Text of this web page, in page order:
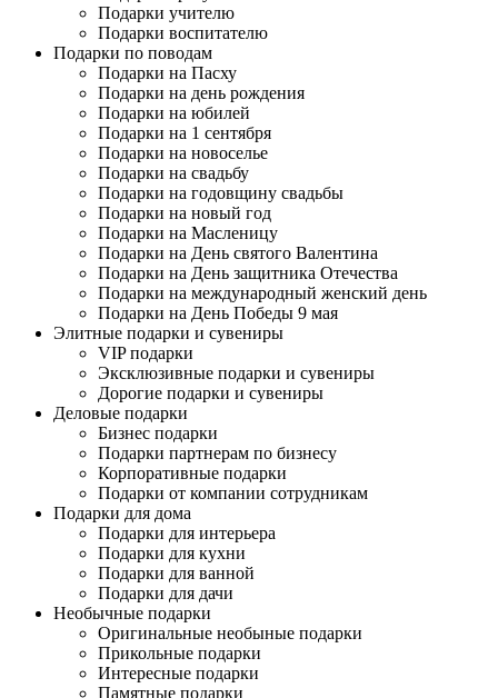
Подарки учителю
Подарки воспитателю
Подарки по поводам
Подарки на Пасху
Подарки на день рождения
Подарки на юбилей
Подарки на 1 сентября
Подарки на новоселье
Подарки на свадьбу
Подарки на годовщину свадьбы
Подарки на новый год
Подарки на Масленицу
Подарки на День святого Валентина
Подарки на День защитника Отечества
Подарки на международный женский день
Подарки на День Победы 9 мая
Элитные подарки и сувениры
VIP подарки
Эксклюзивные подарки и сувениры
Дорогие подарки и сувениры
Деловые подарки
Бизнес подарки
Подарки партнерам по бизнесу
Корпоративные подарки
Подарки от компании сотрудникам
Подарки для дома
Подарки для интерьера
Подарки для кухни
Подарки для ванной
Подарки для дачи
Необычные подарки
Оригинальные необыные подарки
Прикольные подарки
Интересные подарки
Памятные подарки